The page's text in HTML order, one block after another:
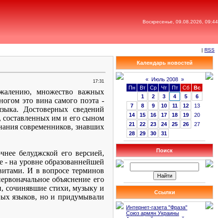
Воскресенье, 09.08.2026, 09:44
| RSS
17:31
множество важных
это вина самого поэта -
Достоверных сведений
составленных им и его сыном
современников, знавших
белуджской его версией,
- на уровне образованнейшей
И в вопросе терминов
объяснение его
сочинявшие стихи, музыку и
языков, но и придумывали
Календарь новостей
« Июль 2008 »
Пн
Вт Ср Чт Пт Сб
Вс
1
2 3 4 5
6
7
8 9 10 11 12
13
14
15 16 17 18 19
20
21
22 23 24 25 26
27
28
29 30 31
Поиск
Ссылки
Интернет-газета "Фраза"
Союз армян Украины